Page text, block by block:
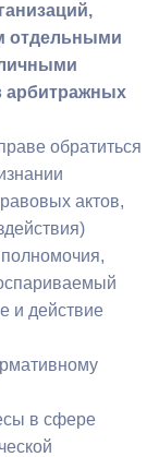
отдельными
арбитражных
обратиться
актов,
и действие
в сфере